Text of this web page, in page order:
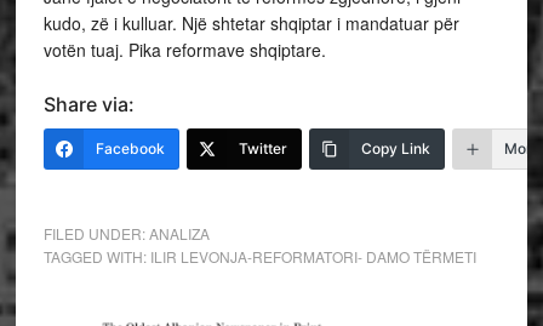
kudo, zë i kulluar. Një shtetar shqiptar i mandatuar për
votën tuaj. Pika reformave shqiptare.
Share via:
Facebook Twitter Copy Link More
FILED UNDER:ANALIZA
TAGGED WITH: ILIR LEVONJA-REFORMATORI- DAMO TËRMETI